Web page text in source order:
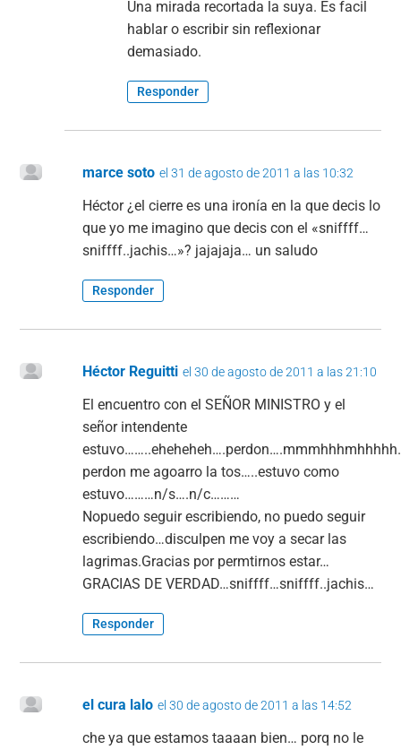
Una mirada recortada la suya. Es facil
hablar o escribir sin reflexionar
demasiado.
Responder
marce soto el 31 de agosto de 2011 a las 10:32
Héctor ¿el cierre es una ironía en la que decis lo
que yo me imagino que decis con el «sniffff…
sniffff..jachis…»? jajajaja… un saludo
Responder
Héctor Reguitti el 30 de agosto de 2011 a las 21:10
El encuentro con el SEÑOR MINISTRO y el
señor intendente
perdon me agoarro la tos…..estuvo como
estuvo………n/s….n/c………
Nopuedo seguir escribiendo, no puedo seguir
escribiendo…disculpen me voy a secar las
lagrimas.Gracias por permtirnos estar…
GRACIAS DE VERDAD…sniffff…sniffff..jachis…
Responder
el cura lalo el 30 de agosto de 2011 a las 14:52
che ya que estamos taaaan bien… porq no le